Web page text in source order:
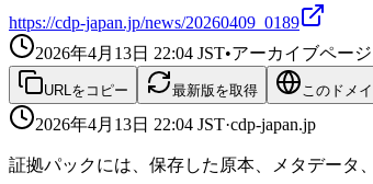
https://cdp-japan.jp/news/20260409_0189
2026年4月13日 22:04 JST•アーカイブペー
URLをコピー 最新版を取得 このドメ
2026年4月13日 22:04 JST·cdp-japan.jp
証拠パックには、保存した原本、メタデータ